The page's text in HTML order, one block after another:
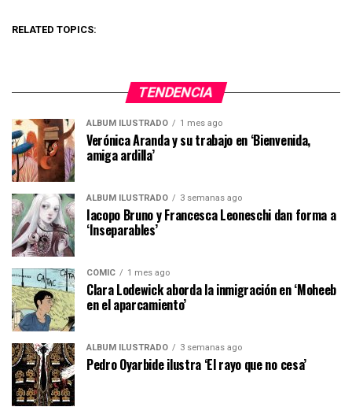
RELATED TOPICS:
TENDENCIA
ÁLBUM ILUSTRADO 1 mes ago
Verónica Aranda y su trabajo en ‘Bienvenida,
amiga ardilla’
ÁLBUM ILUSTRADO 3 semanas ago
Iacopo Bruno y Francesca Leoneschi dan forma a
‘Inseparables’
CÓMIC 1 mes ago
Clara Lodewick aborda la inmigración en ‘Moheeb
en el aparcamiento’
ÁLBUM ILUSTRADO 3 semanas ago
Pedro Oyarbide ilustra ‘El rayo que no cesa’